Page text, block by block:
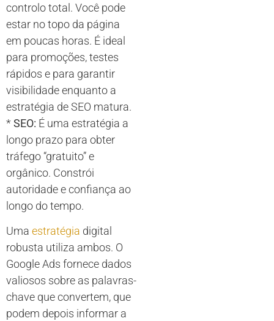
controlo total. Você pode
estar no topo da página
em poucas horas. É ideal
para promoções, testes
rápidos e para garantir
visibilidade enquanto a
estratégia de SEO matura.
*SEO: É uma estratégia a
longo prazo para obter
tráfego “gratuito” e
orgânico. Constrói
autoridade e confiança ao
longo do tempo.
Uma estratégia digital
robusta utiliza ambos. O
Google Ads fornece dados
valiosos sobre as palavras-
chave que convertem, que
podem depois informar a